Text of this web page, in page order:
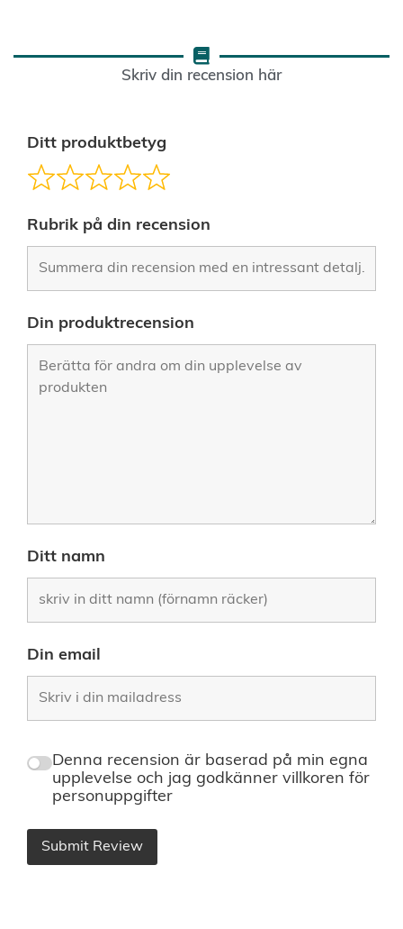
Skriv din recension här
Ditt produktbetyg
Rubrik på din recension
Din produktrecension
Ditt namn
Din email
Denna recension är baserad på min egna
upplevelse och jag godkänner villkoren för
personuppgifter
Submit Review